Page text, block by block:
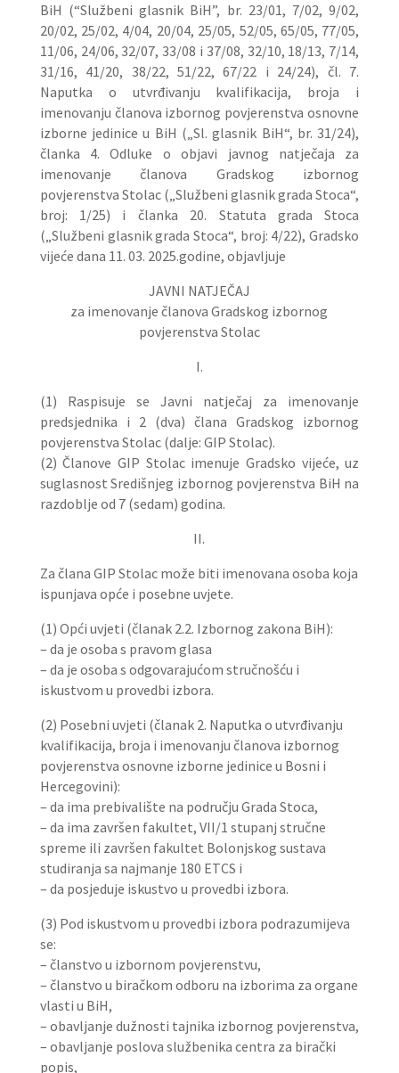
BiH (“Službeni glasnik BiH”, br. 23/01, 7/02, 9/02,
20/02, 25/02, 4/04, 20/04, 25/05, 52/05, 65/05, 77/05,
11/06, 24/06, 32/07, 33/08 i 37/08, 32/10, 18/13, 7/14,
31/16, 41/20, 38/22, 51/22, 67/22 i 24/24), čl. 7.
Naputka o utvrđivanju kvalifikacija, broja i
imenovanju članova izbornog povjerenstva osnovne
izborne jedinice u BiH („Sl. glasnik BiH“, br. 31/24),
članka 4. Odluke o objavi javnog natječaja za
imenovanje članova Gradskog izbornog
povjerenstva Stolac („Službeni glasnik grada Stoca“,
broj: 1/25) i članka 20. Statuta grada Stoca
(„Službeni glasnik grada Stoca“, broj: 4/22), Gradsko
vijeće dana 11. 03. 2025.godine, objavljuje
JAVNI NATJEČAJ
za imenovanje članova Gradskog izbornog
povjerenstva Stolac
I.
(1) Raspisuje se Javni natječaj za imenovanje
predsjednika i 2 (dva) člana Gradskog izbornog
povjerenstva Stolac (dalje: GIP Stolac).
(2) Članove GIP Stolac imenuje Gradsko vijeće, uz
suglasnost Središnjeg izbornog povjerenstva BiH na
razdoblje od 7 (sedam) godina.
II.
Za člana GIP Stolac može biti imenovana osoba koja
ispunjava opće i posebne uvjete.
(1) Opći uvjeti (članak 2.2. Izbornog zakona BiH):
– da je osoba s pravom glasa
– da je osoba s odgovarajućom stručnošću i
iskustvom u provedbi izbora.
(2) Posebni uvjeti (članak 2. Naputka o utvrđivanju
kvalifikacija, broja i imenovanju članova izbornog
povjerenstva osnovne izborne jedinice u Bosni i
Hercegovini):
– da ima prebivalište na području Grada Stoca,
– da ima završen fakultet, VII/1 stupanj stručne
spreme ili završen fakultet Bolonjskog sustava
studiranja sa najmanje 180 ETCS i
– da posjeduje iskustvo u provedbi izbora.
(3) Pod iskustvom u provedbi izbora podrazumijeva
se:
– članstvo u izbornom povjerenstvu,
– članstvo u biračkom odboru na izborima za organe
vlasti u BiH,
– obavljanje dužnosti tajnika izbornog povjerenstva,
– obavljanje poslova službenika centra za birački
popis,